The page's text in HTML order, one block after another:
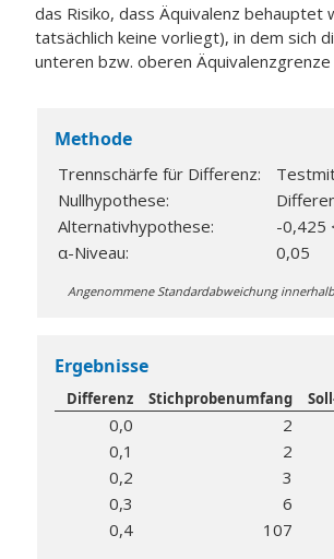
das Risiko, dass Äquivalenz behauptet
tatsächlich keine vorliegt), in dem sich
unteren bzw. oberen Äquivalenzgrenze
Methode
Trennschärfe für Differenz:
Nullhypothese:
Alternativhypothese:
-0,425
α-Niveau:
0,05
Angenommene Standardabweichung
Ergebnisse
Differenz Stichprobenumfang
0,0 2
0,1
2
0,2
3
0,3
6
0,4
107